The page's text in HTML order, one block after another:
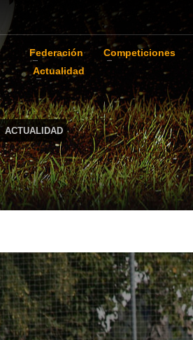
Federación Competiciones
Actualidad
ACTUALIDAD